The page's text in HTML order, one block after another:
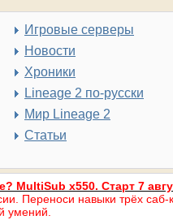
Игровые серверы
Новости
Хроники
Lineage 2 по-русски
Мир Lineage 2
Статьи
MultiSub x550. Старт 7
Переноси навыки трёх саб-
умений.